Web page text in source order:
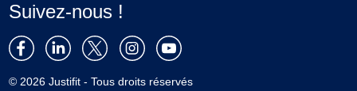
Suivez-nous !
© 2026 Justifit - Tous droits réservés